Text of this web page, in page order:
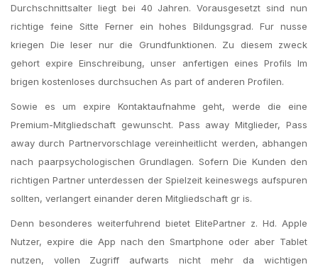
Durchschnittsalter liegt bei 40 Jahren. Vorausgesetzt sind nun
richtige feine Sitte Ferner ein hohes Bildungsgrad. Fur nusse
kriegen Die leser nur die Grundfunktionen. Zu diesem zweck
gehort expire Einschreibung, unser anfertigen eines Profils Im
brigen kostenloses durchsuchen As part of anderen Profilen.
Sowie es um expire Kontaktaufnahme geht, werde die eine
Premium-Mitgliedschaft gewunscht. Pass away Mitglieder, Pass
away durch Partnervorschlage vereinheitlicht werden, abhangen
nach paarpsychologischen Grundlagen. Sofern Die Kunden den
richtigen Partner unterdessen der Spielzeit keineswegs aufspuren
sollten, verlangert einander deren Mitgliedschaft gr is.
Denn besonderes weiterfuhrend bietet ElitePartner z. Hd. Apple
Nutzer, expire die App nach den Smartphone oder aber Tablet
nutzen, vollen Zugriff aufwarts nicht mehr da wichtigen